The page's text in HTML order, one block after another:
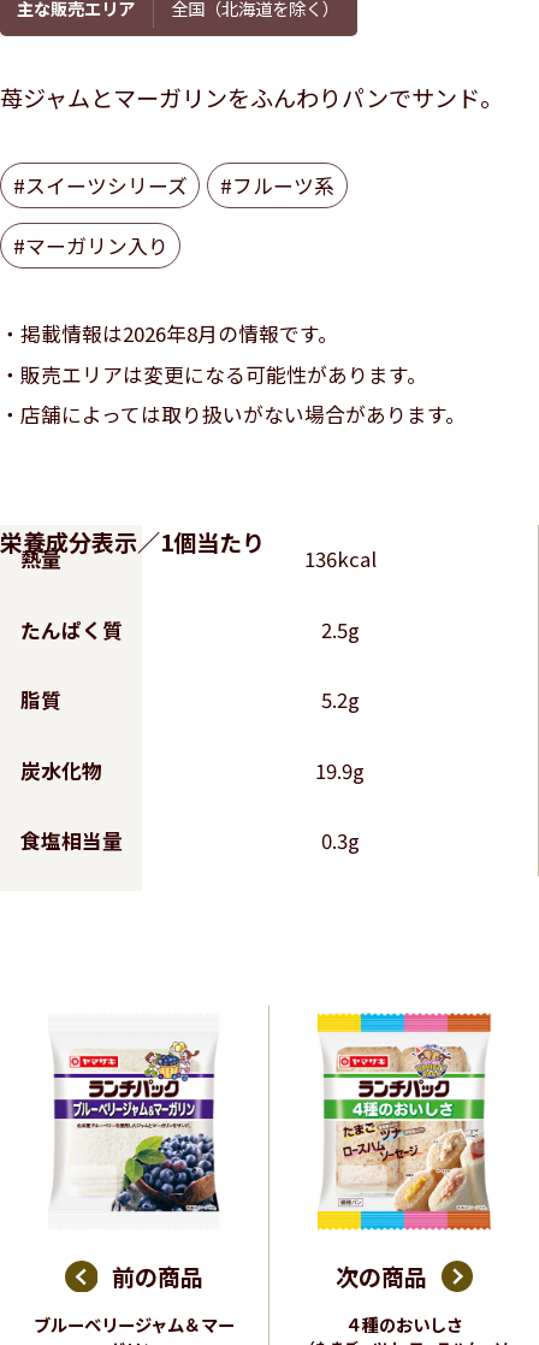
主な販売エリア 全国（北海道を除く）
苺ジャムとマーガリンをふんわりパンでサンド。
#スイーツシリーズ #フルーツ系
#マーガリン入り
掲載情報は2026年8月の情報です。
販売エリアは変更になる可能性があります。
店舗によっては取り扱いがない場合があります。
栄養成分表示／1個当たり
熱量
たんぱく質
脂質
炭水化物
食塩相当量
136kcal
2.5g
5.2g
19.9g
0.3g
前の商品
ブルーベリージャム＆マー
次の商品
４種のおいしさ